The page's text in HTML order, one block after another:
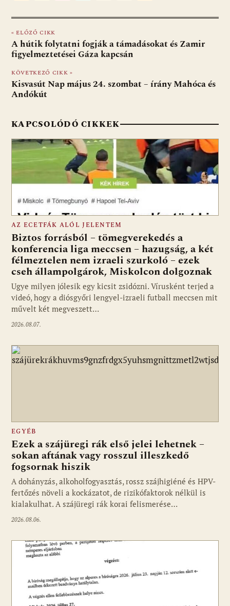
e
b
o
o
k
er at
s
A
p
p
d
di
t
ai
l
t za
m
« ELŐZŐ CIKK
A hútik folytatni fogják a támadásokat és Zamir
figyelmeztetései Gáza kapcsán
KÖVETKEZŐ CIKK »
Kisvasút Nap május 24. szombat – írány Mahóca és
Andókút
KAPCSOLÓDÓ CIKKEK
AZ ECETFÁK ALÓL JELENTEM
Biztos forrásból – tömegverekedés a
konferencia liga meccsen – hazugság, a két
félmeztelen nem izraeli szurkoló – ezek
cseh állampolgárok, Miskolcon dolgoznak
Ugye milyen jólesik egy kicsit zsidózni. Vírusként terjed a
videó, hogy a diósgyőri lengyel-izraeli futball meccsen mit
művelt két megveszett…
2026.08.07.
EGYÉB
Ezek a szájüregi rák első jelei lehetnek –
sokan aftának vagy rosszul illeszkedő
fogsornak hiszik
A dohányzás, alkoholfogyasztás, rossz szájhigiéné és HPV-
fertőzés növeli a kockázatot, de rizikófaktorok nélkül is
kialakulhat. A szájüregi rák korai felismerése…
2026.08.06.